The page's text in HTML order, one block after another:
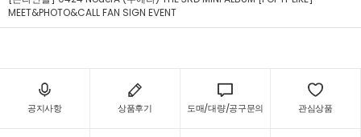
MEET&PHOTO&CALL FAN SIGN EVENT
공지사항 상품후기 도매/대량/공구문의 관심상품